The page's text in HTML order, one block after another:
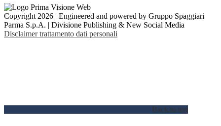
Copyright 2026 | Engineered and powered by Gruppo Spaggiari
Parma S.p.A. | Divisione Publishing & New Social Media
Disclaimer trattamento dati personali
Back to top